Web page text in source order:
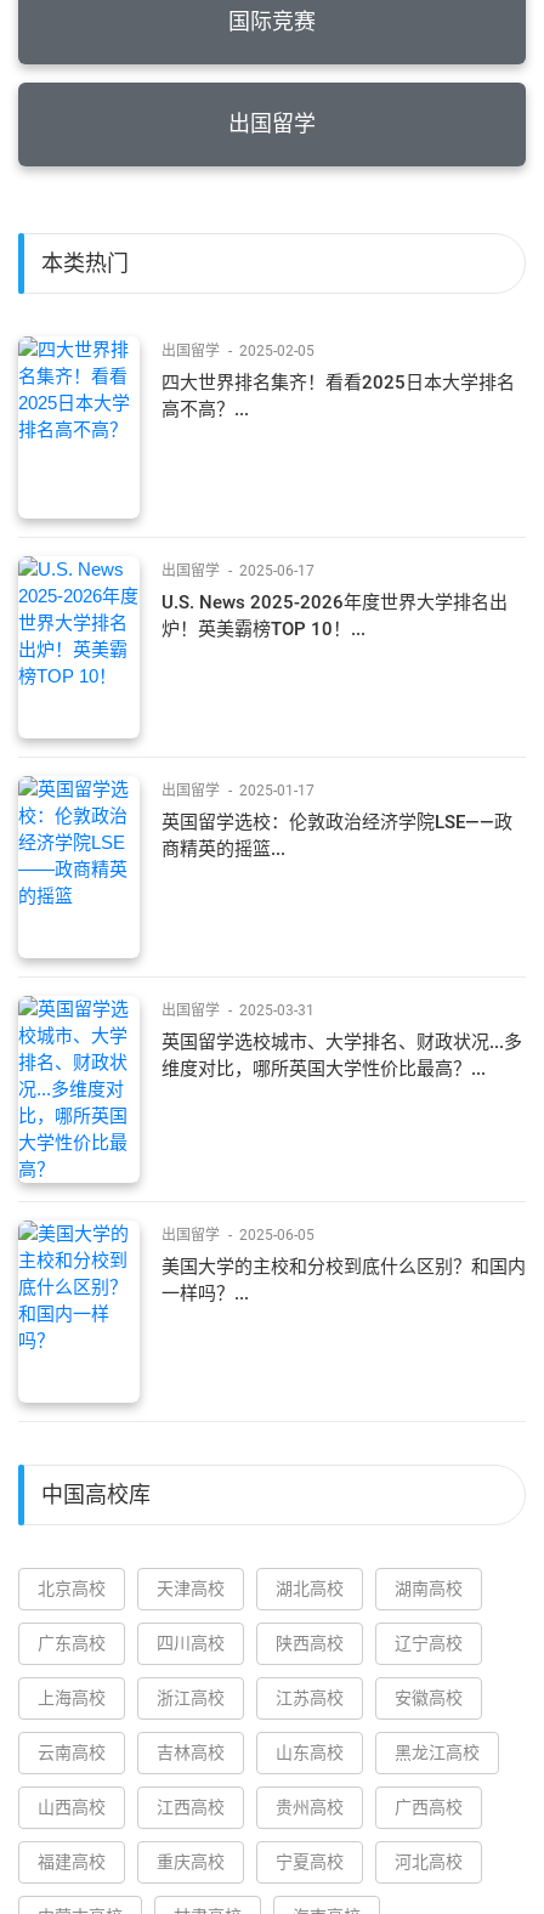
国际竞赛
出国留学
本类热门
出国留学 - 2025-02-05
四大世界排名集齐！看看2025日本大学排名
高不高？...
出国留学 - 2025-06-17
U.S. News 2025-2026年度世界大学排名出
炉！英美霸榜TOP 10！...
出国留学 - 2025-01-17
英国留学选校：伦敦政治经济学院LSE——政
商精英的摇篮...
出国留学 - 2025-03-31
英国留学选校城市、大学排名、财政状况...多
维度对比，哪所英国大学性价比最高？...
出国留学 - 2025-06-05
美国大学的主校和分校到底什么区别？和国内
一样吗？...
中国高校库
北京高校 天津高校 湖北高校 湖南高校
广东高校 四川高校 陕西高校 辽宁高校
上海高校 浙江高校 江苏高校 安徽高校
云南高校 吉林高校 山东高校 黑龙江高校
山西高校 江西高校 贵州高校 广西高校
福建高校 重庆高校 宁夏高校 河北高校